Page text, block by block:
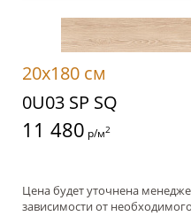
20x180 см
0U03 SP SQ
11 480 р/м2
Цена будет уточнена
зависимости от